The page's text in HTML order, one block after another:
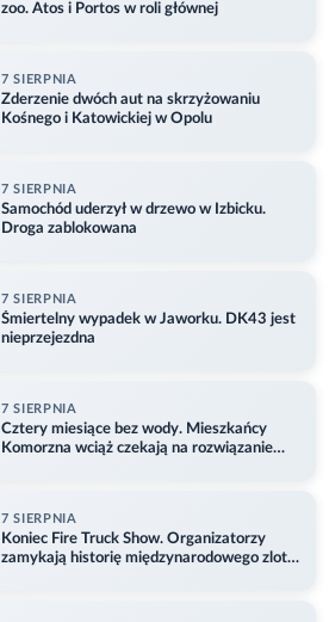
zoo. Atos i Portos w roli głównej
7 SIERPNIA
Zderzenie dwóch aut na skrzyżowaniu
Kośnego i Katowickiej w Opolu
7 SIERPNIA
Samochód uderzył w drzewo w Izbicku.
Droga zablokowana
7 SIERPNIA
Śmiertelny wypadek w Jaworku. DK43 jest
nieprzejezdna
7 SIERPNIA
Cztery miesiące bez wody. Mieszkańcy
Komorzna wciąż czekają na rozwiązanie
7 SIERPNIA
Koniec Fire Truck Show. Organizatorzy
zamykają historię międzynarodowego zlotu